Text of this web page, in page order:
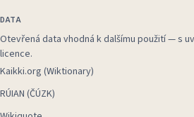
DATA
Otevřená data vhodná k dalšímu použití — s
licence.
Kaikki.org (Wiktionary)
RÚIAN (ČÚZK)